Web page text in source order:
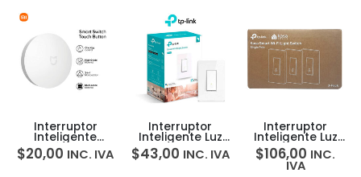
Interruptor
Inteligente
Inalámbrico
Xiaomi Mi
$20,00 INC. IVA
Interruptor
Inteligente Luz
Smart Wifi Light
Switch Tp-link
$43,00 INC. IVA
Interruptor
Inteligente Luz
Smart Wifi Light
Switch Tp-link
HS200 3-PACK
$106,00 INC.
IVA